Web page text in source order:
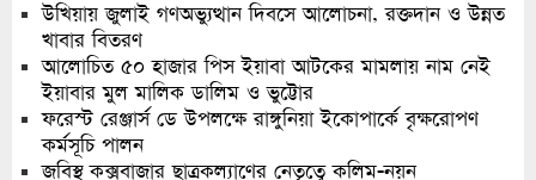
উখিয়ায় জুলাই গণঅভ্যুত্থান দিবসে আলোচনা, রক্তদান ও উন্নত
খাবার বিতরণ
আলোচিত ৫০ হাজার পিস ইয়াবা আটকের মামলায় নাম নেই
ইয়াবার মুল মালিক ডালিম ও ভুট্টোর
ফরেস্ট রেঞ্জার্স ডে উপলক্ষে রাঙ্গুনিয়া ইকোপার্কে বৃক্ষরোপণ
কর্মসূচি পালন
জবিস্থ কক্সবাজার ছাত্রকল্যাণের নেতৃত্বে কলিম-নয়ন